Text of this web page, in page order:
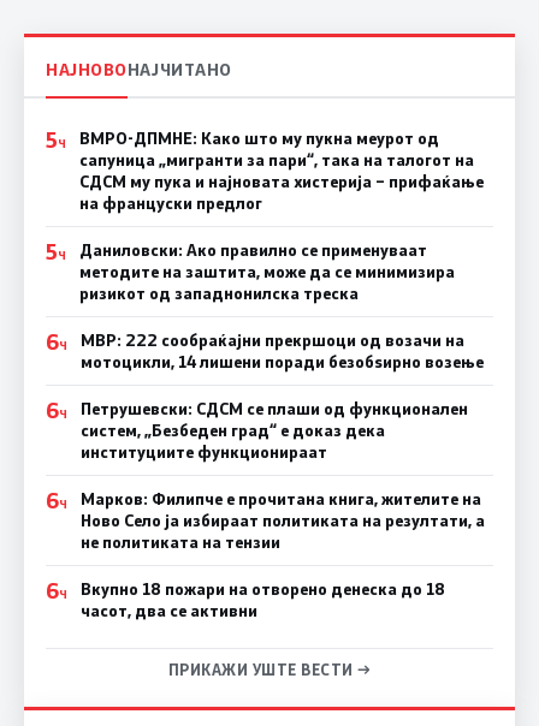
НАЈНОВОНАЈЧИТАНО
5Ч
ВМРО-ДПМНЕ: Како што му пукна меурот од
сапуница „мигранти за пари“, така на талогот на
СДСМ му пука и најновата хистерија – прифаќање
на француски предлог
5Ч
Даниловски: Ако правилно се применуваат
методите на заштита, може да се минимизира
ризикот од западнонилска треска
6Ч
МВР: 222 сообраќајни прекршоци од возачи на
мотоцикли, 14 лишени поради безобѕирно возење
6Ч
Петрушевски: СДСМ се плаши од функционален
систем, „Безбеден град“ е доказ дека
институциите функционираат
6Ч
Марков: Филипче е прочитана книга, жителите на
Ново Село ја избираат политиката на резултати, а
не политиката на тензии
6Ч
Вкупно 18 пожари на отворено денеска до 18
часот, два се активни
ПРИКАЖИ УШТЕ ВЕСТИ →